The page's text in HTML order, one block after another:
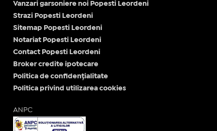
Vanzari garsoniere noi Popesti Leordeni
Strazi Popesti Leordeni
Sitemap Popesti Leordeni
Notariat Popesti Leordeni
Contact Popesti Leordeni
Broker credite ipotecare
Politica de confidențialitate
Politica privind utilizarea cookies
ANPC